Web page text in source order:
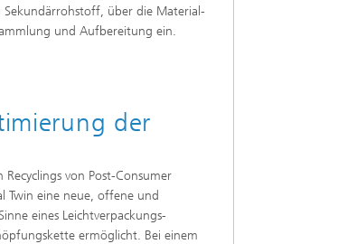
über die Material-
und Aufbereitung ein.
der
von Post-Consumer
Twin eine neue, offene und
eines Leichtverpackungs-
ermöglicht. Bei einem